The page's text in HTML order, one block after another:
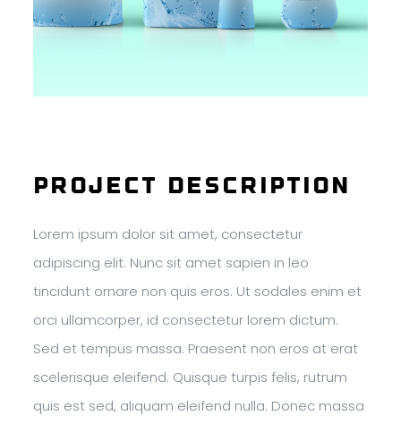
Project Description
Lorem ipsum dolor sit amet, consectetur
adipiscing elit. Nunc sit amet sapien in leo
tincidunt ornare non quis eros. Ut sodales enim et
orci ullamcorper, id consectetur lorem dictum.
Sed et tempus massa. Praesent non eros at erat
scelerisque eleifend. Quisque turpis felis, rutrum
quis est sed, aliquam eleifend nulla. Donec massa